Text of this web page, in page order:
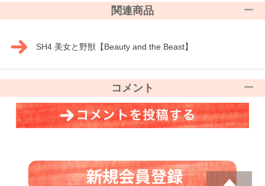
関連商品
SH4 美女と野獣【Beauty and the Beast】
コメント